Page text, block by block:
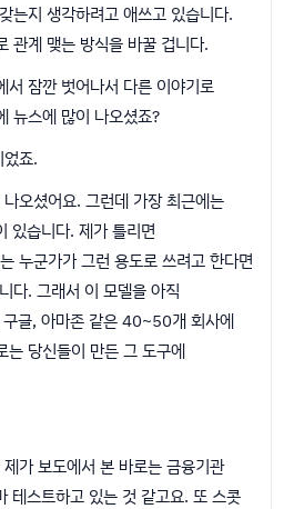
는지 생각하려고 애쓰고 있습니다.
관계 맺는 방식을 바꿀 겁니다.
서 잠깐 벗어나서 다른 이야기로
뉴스에 많이 나오셨죠?
죠.
오셨어요. 그런데 가장 최근에는
습니다. 제가 틀리면
누군가가 그런 용도로 쓰려고 한다면
다. 그래서 이 모델을 아직
글, 아마존 같은 40~50개 회사에
는 당신들이 만든 그 도구에
가 보도에서 본 바로는 금융기관
스트하고 있는 것 같고요. 또 스콧